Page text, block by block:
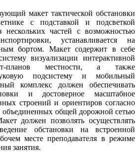
макет тактической обстановки
с подставкой и подсветкой
нескольких частей с возможностью
устанавливается на
бортом. Макет содержит в себе
визуализации интерактивной
планов местности, а также
подсистему и мобильный
комплекс должен обеспечивать
и достоверное масштабное
строений и ориентиров согласно
объединенных общей дорожной сетью
должен позволять осуществлять
обстановки на встроенной
месте преподавателя в режиме
занятия.